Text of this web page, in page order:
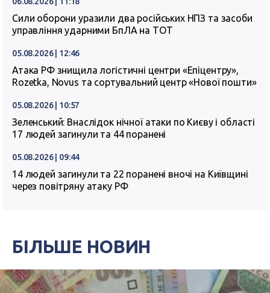
Сили оборони уразили два російських НПЗ та засоби
управління ударними БпЛА на ТОТ
05.08.2026 | 12:46
Атака РФ знищила логістичні центри «Епіцентру»,
Rozetka, Novus та сортувальний центр «Нової пошти»
05.08.2026 | 10:57
Зеленський: Внаслідок нічної атаки по Києву і області
17 людей загинули та 44 поранені
05.08.2026 | 09:44
14 людей загинули та 22 поранені вночі на Київщині
через повітряну атаку РФ
БІЛЬШЕ НОВИН